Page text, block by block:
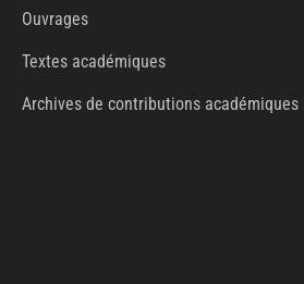
Ouvrages
Textes académiques
Archives de contributions académiques